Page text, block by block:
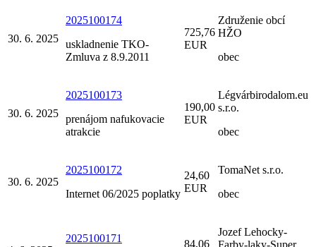
30. 6. 2025
2025100174
uskladnenie TKO-
Zmluva z 8.9.2011
725,76
EUR
Združenie obcí
HŽO
obec
30. 6. 2025
2025100173
prenájom nafukovacie
atrakcie
190,00
EUR
Légvárbirodalom.eu
s.r.o.
obec
30. 6. 2025
2025100172
Internet 06/2025 poplatky
24,60
EUR
TomaNet s.r.o.
obec
2025100171
84,06
Jozef Lehocky-
Farby-laky-Super